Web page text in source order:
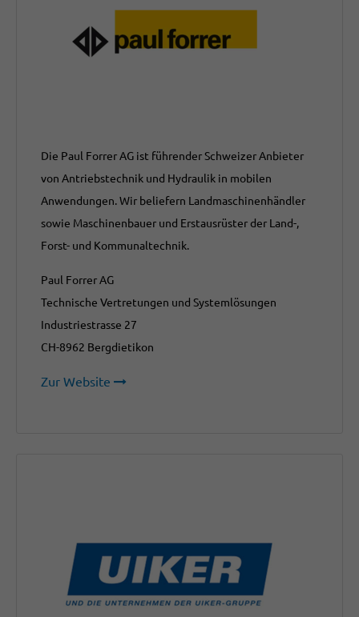
Die Paul Forrer AG ist führender Schweizer Anbieter
von Antriebstechnik und Hydraulik in mobilen
Anwendungen. Wir beliefern Landmaschinenhändler
sowie Maschinenbauer und Erstausrüster der Land-,
Forst- und Kommunaltechnik.
Paul Forrer AG
Technische Vertretungen und Systemlösungen
Industriestrasse 27
CH-8962 Bergdietikon
Zur Website